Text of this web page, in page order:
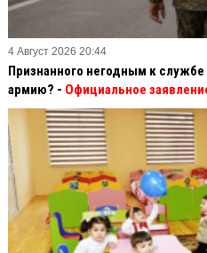
4 Август 2026 20:44
Признанного негодным к
армию? - Официальное